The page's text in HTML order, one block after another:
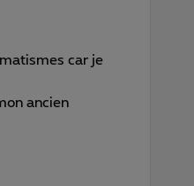
car je
ancien